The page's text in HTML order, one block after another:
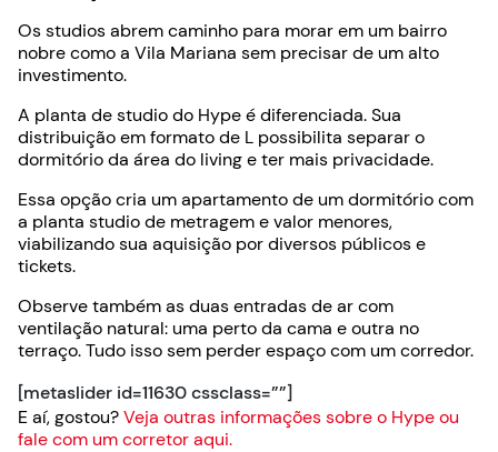
Os studios abrem caminho para morar em um bairro
nobre como a Vila Mariana sem precisar de um alto
investimento.
A planta de studio do Hype é diferenciada. Sua
distribuição em formato de L possibilita separar o
dormitório da área do living e ter mais privacidade.
Essa opção cria um apartamento de um dormitório com
a planta studio de metragem e valor menores,
viabilizando sua aquisição por diversos públicos e
tickets.
Observe também as duas entradas de ar com
ventilação natural: uma perto da cama e outra no
terraço. Tudo isso sem perder espaço com um corredor.
[metaslider id=11630 cssclass=””]
E aí, gostou?Veja outras informações sobre o Hype ou
fale com um corretor aqui.